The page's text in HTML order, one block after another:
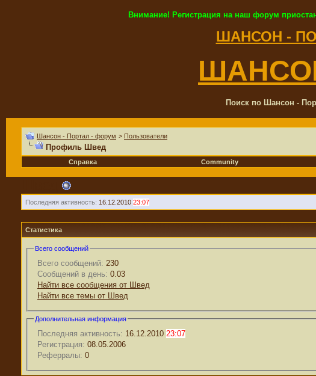
Внимание! Регистрация на наш форум
ШАНСОН -
Поиск по Шансон -
Шансон - Портал - форум > Пользователи
Профиль Швед
Справка
Community
Последняя активность: 16.12.2010 23:07
Статистика
Всего сообщений
Всего сообщений: 230
Сообщений в день: 0.03
Найти все сообщения от Швед
Найти все темы от Швед
Дополнительная информация
Последняя активность: 16.12.2010 23:07
Регистрация: 08.05.2006
Реферралы: 0